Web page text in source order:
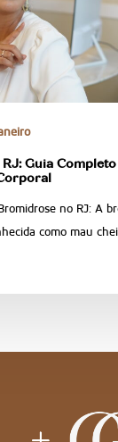
Guia
no RJ: A
como mau